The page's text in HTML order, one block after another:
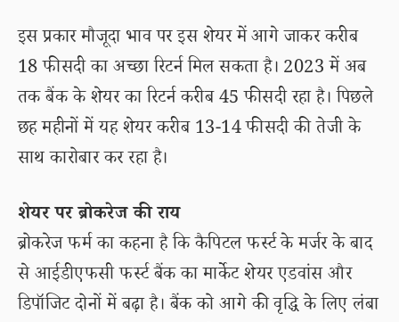
इस प्रकार मौजूदा भाव पर इस शेयर में आगे जाकर करीब
18 फीसदी का अच्छा रिटर्न मिल सकता है। 2023 में अब
तक बैंक के शेयर का रिटर्न करीब 45 फीसदी रहा है। पिछले
छह महीनों में यह शेयर करीब 13-14 फीसदी की तेजी के
साथ कारोबार कर रहा है।
शेयर पर ब्रोकरेज की राय
ब्रोकरेज फर्म का कहना है कि कैपिटल फर्स्ट के मर्जर के बाद
से आईडीएफसी फर्स्ट बैंक का मार्केट शेयर एडवांस और
डिपॉजिट दोनों में बढ़ा है। बैंक को आगे की वृद्धि के लिए लंबा